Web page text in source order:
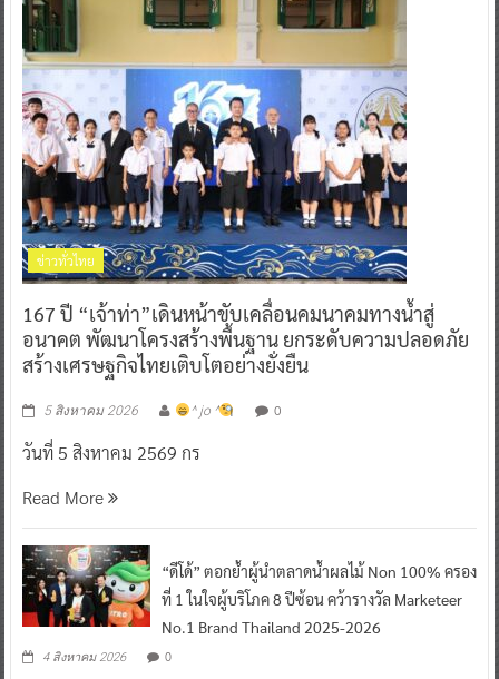
ข่าวทั่วไทย
167 ปี “เจ้าท่า”เดินหน้าขับเคลื่อนคมนาคมทางน้ำสู่
อนาคต พัฒนาโครงสร้างพื้นฐาน ยกระดับความปลอดภัย
สร้างเศรษฐกิจไทยเติบโตอย่างยั่งยืน
5 สิงหาคม 2026 ^ jo ^ 0
วันที่ 5 สิงหาคม 2569 กร
Read More
“ดีโด้” ตอกย้ำผู้นำตลาดน้ำผลไม้ Non 100% ครอง
ที่ 1 ในใจผู้บริโภค 8 ปีซ้อน คว้ารางวัล Marketeer
No.1 Brand Thailand 2025-2026
4 สิงหาคม 2026 0